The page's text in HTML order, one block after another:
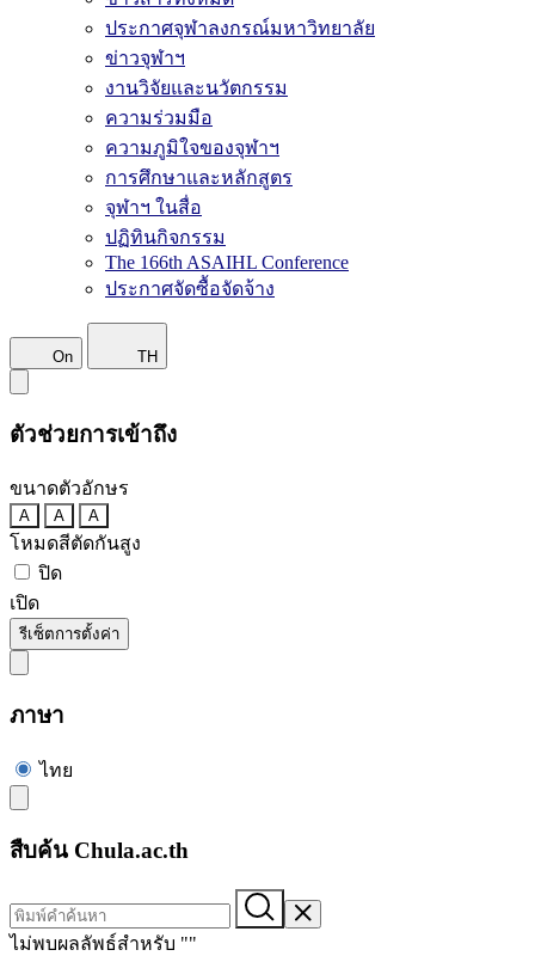
ประกาศจุฬาลงกรณ์มหาวิทยาลัย
ข่าวจุฬาฯ
งานวิจัยและนวัตกรรม
ความร่วมมือ
ความภูมิใจของจุฬาฯ
การศึกษาและหลักสูตร
จุฬาฯ ในสื่อ
ปฏิทินกิจกรรม
The 166th ASAIHL Conference
ประกาศจัดซื้อจัดจ้าง
On TH
ตัวช่วยการเข้าถึง
ขนาดตัวอักษร
A A A
โหมดสีตัดกันสูง
ปิด
เปิด
รีเซ็ตการตั้งค่า
ภาษา
ไทย
สืบค้น Chula.ac.th
ไม่พบผลลัพธ์สำหรับ ""